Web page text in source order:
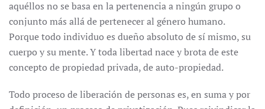
aquéllos no se basa en la pertenencia a ningún grupo o
conjunto más allá de pertenecer al género humano.
Porque todo individuo es dueño absoluto de sí mismo, su
cuerpo y su mente. Y toda libertad nace y brota de este
concepto de propiedad privada, de auto-propiedad.
Todo proceso de liberación de personas es, en suma y por